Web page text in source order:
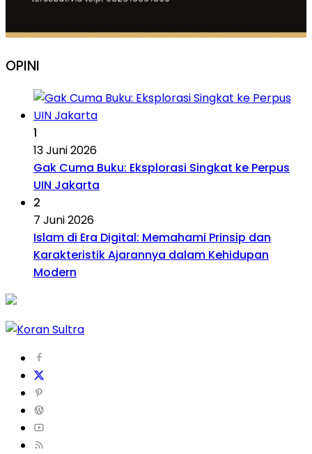
OPINI
1
13 Juni 2026
Gak Cuma Buku: Eksplorasi Singkat ke Perpus
UIN Jakarta
2
7 Juni 2026
Islam di Era Digital: Memahami Prinsip dan
Karakteristik Ajarannya dalam Kehidupan
Modern